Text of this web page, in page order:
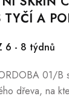
A
6 - 8 týdnů
01/B
dřeva, na